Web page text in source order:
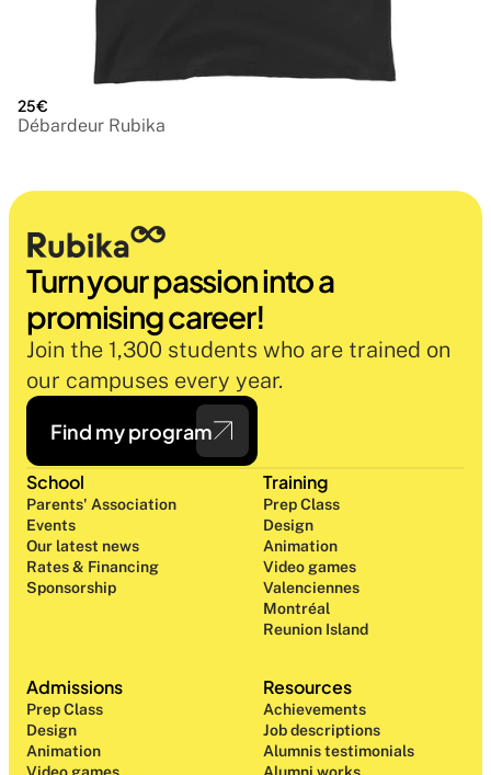
25€
Débardeur Rubika
Turn your passion into a
promising career!
Join the 1,300 students who are trained on
our campuses every year.
Find my program
School
Parents' Association
Events
Our latest news
Rates & Financing
Sponsorship
Training
Prep Class
Design
Animation
Video games
Valenciennes
Montréal
Reunion Island
Admissions
Prep Class
Design
Animation
Resources
Achievements
Job descriptions
Alumnis testimonials